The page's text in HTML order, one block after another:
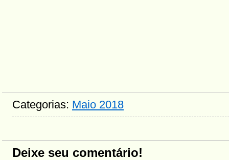
Categorias: Maio 2018
Deixe seu comentário!